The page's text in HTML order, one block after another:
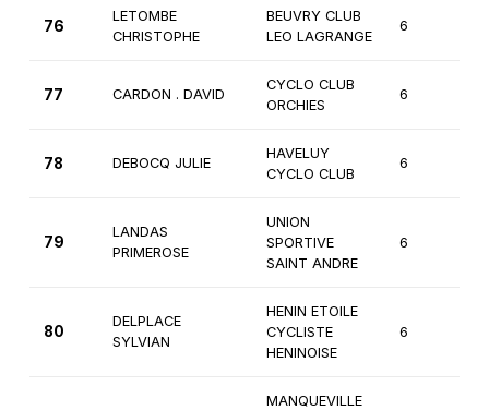
76
LETOMBE
CHRISTOPHE
BEUVRY CLUB
LEO LAGRANGE
6
77 CARDON . DAVID
CYCLO CLUB
ORCHIES
6
78 DEBOCQ JULIE
HAVELUY
CYCLO CLUB
6
79
LANDAS
PRIMEROSE
UNION
SPORTIVE
SAINT ANDRE
6
80
DELPLACE
SYLVIAN
HENIN ETOILE
CYCLISTE
HENINOISE
6
MANQUEVILLE